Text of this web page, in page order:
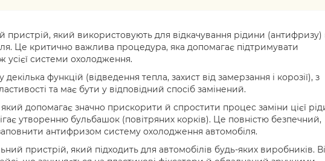
пристрій, який використовують для відкачування рідини (антифризу)
Це критично важлива процедура, яка допомагає підтримувати
усієї системи охолодження.
функцій (відведення тепла, захист від замерзання і корозії), з
та має бути у відповідний спосіб замінений.
який допомагає значно прискорити й спростити процес заміни цієї
утворенню бульбашок (повітряних корків). Це повністю безпечний,
антифризом систему охолодження автомобіля.
пристрій, який підходить для автомобілів будь-яких виробників.